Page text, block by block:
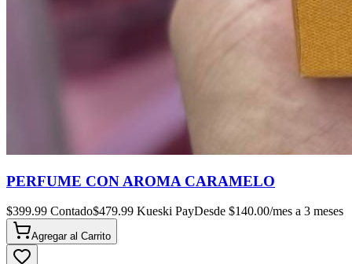
PERFUME CON AROMA CARAMELO
$399.99 Contado$479.99 Kueski PayDesde $140.00/mes a 3 meses
Agregar al Carrito